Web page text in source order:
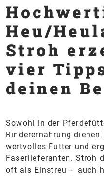
Heu/
Stroh
vier
deinen
Sowohl in der
Rinderernährung
wertvolles Futter und
Faserlieferanten. Stroh
oft als Einstreu – auch